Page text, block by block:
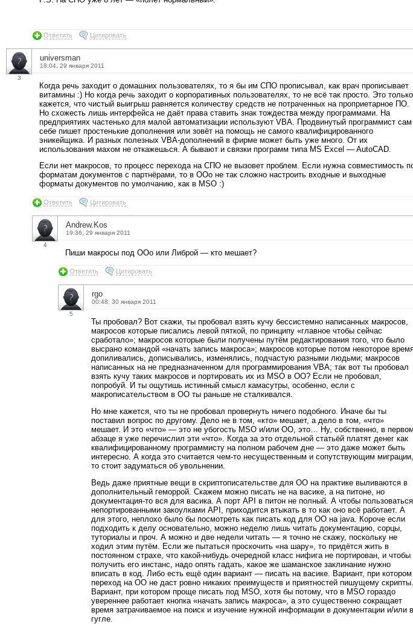
Ответить Цитировать
3
universman
18:04, 29 января 2011
Когда речь заходит о домашних пользователях, то я бы им СПО прописывал, как врач прописывает
витамины :) Но когда речь заходит о корпоративных пользователях, то не всё так просто. Это только
кажется, что чистый выигрыш равняется количеству средств не потраченных на проприетарное ПО.
Но схожесть лишь интерфейса не даёт права ставить знак тождества между программами. На
предприятиях частенько для малой автоматизации используют VBA. Продвинутый программист сам
себе пишет простенькие дополнения или зовёт на помощь не самого квалифицированного
эникейщика. И разных полезных VBA-дополнений в фирме может быть уже много. От их
использования махом не откажешься. А бывают и связки программ типа MS Excel — AutoCAD.
Если нет макросов, то процесс перехода на СПО не вызовет проблем. Если нужна совместимость
форматам документов с партнёрами, то в ООо не так сложно настроить входные и выходные
форматы документов по умолчанию, как в MSO :)
Ответить Цитировать
4
Andrew.Kos
19:36, 29 января 2011
Пиши макросы под ООо или Либрой — кто мешает?
Ответить Цитировать
5
rgo
00:48, 30 января 2011
Ты пробовал? Вот скажи, ты пробовал взять кучу бессистемно написанных макросов,
макросов которые писались левой пяткой, по принципу «главное чтобы сейчас
сработало»; макросов которые были получены путём редактирования того, что было
высрано командой «начать запись макроса»; макросов которые потом некоторое
допиливались, дописывались, изменялись, подчастую разными людьми; макросов
написанных на не предназначенном для программирования VBA; так вот ты пробовал
взять кучу таких макросов и портировать их из MSO в OO? Если не пробовал,
попробуй. И ты ощутишь истинный смысл камасутры, особенно, если с
макрописательством в OO ты раньше не сталкивался.
Но мне кажется, что ты не пробовал провернуть ничего подобного. Иначе бы ты
поставил вопрос по другому. Дело не в том, «кто» мешает, а дело в том, «что»
мешает. И это «что» — это не убогость MSO и/или OO, это… Ну, собственно, в первом
абзаце я уже перечислил эти «что». Когда за это отдельной статьёй платят денег как
квалифицированному программисту на полном рабочем дне — это даже может быть
интересно. А когда это считается чем-то несущественным и сопутствующим миграции,
то стоит задуматься об увольнении.
Ведь даже приятные вещи в скриптописательстве для OO на практике выливаются в
дополнительный геморрой. Скажем можно писать не на васике, а на питоне, но
документация-то вся для васика. А порт API в питон не полный. А чтобы пользоваться
непортированными закоулками API, приходится втыкать в то как оно всё работает. А
для этого, неплохо было бы посмотреть как писать код для OO на java. Короче если
подходить к делу основательно, можно неделю лишь читать документацию, сорцы,
туториалы и проч. А можно и две недели читать — я точно не скажу, поскольку не
ходил этим путём. Если же пытаться проскочить «на шару», то придётся жить в
постоянном страхе, что какой-нибудь очередной класс нифига не портирован, и чтобы
получить его инстанс, надо опять гадать, какое же шаманское заклинание нужно
вписать в код. Либо есть ещё один вариант — писать на васике. Вариант, при котором
переход на OO не даст ровно никаких преимуществ и приятностей пишущему скрипты.
Вариант, при котором проще писать под MSO, хотя бы потому, что в MSO гораздо
увереннее работает кнопка «начать запись макроса», а это существенно сокращает
время затрачиваемое на поиск и изучение нужной информации в документации и/или в
гугле.